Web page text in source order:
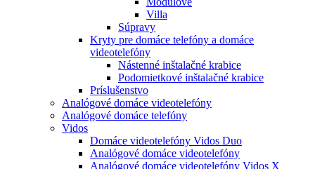
Villa
Súpravy
Kryty pre domáce telefóny a domáce
videotelefóny
Nástenné inštalačné krabice
Podomietkové inštalačné krabice
Príslušenstvo
Analógové domáce videotelefóny
Analógové domáce telefóny
Vidos
Domáce videotelefóny Vidos Duo
Analógové domáce videotelefóny
Analógové domáce videotelefóny Vidos X